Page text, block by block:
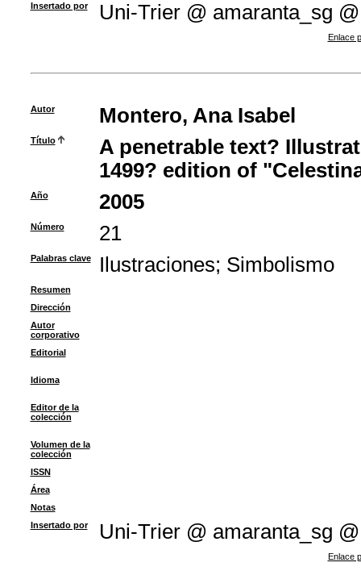
Insertado por
Uni-Trier @ amaranta_sg @
Enlace
Autor Montero, Ana Isabel
Título
A penetrable text?
1499? edition of
Año 2005
Número 21
Palabras clave Ilustraciones; Simbolismo
Resumen
Dirección
Autor
corporativo
Editorial
Idioma
Editor de la
colección
Volumen de la
colección
ISSN
Área
Notas
Insertado por
Uni-Trier @ amaranta_sg @
Enlace